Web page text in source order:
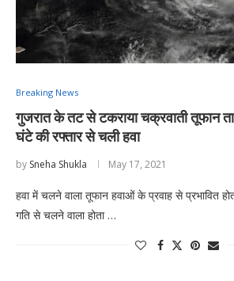
Breaking News
गुजरात के तट से टकराया चक्रवाती तूफान
घंटे की रफ्तार से चली हवा
by Sneha Shukla May 17, 2021
हवा में चलने वाला तूफान हवाओं के प्रवाह से प्रभावित
गति से चलने वाला होता …